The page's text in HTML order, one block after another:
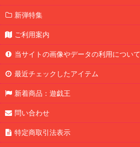
新弾特集
ご利用案内
当サイトの画像やデータの利用について
最近チェックしたアイテム
新着商品：遊戯王
問い合わせ
特定商取引法表示